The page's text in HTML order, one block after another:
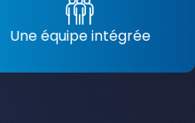
Une équipe intégrée